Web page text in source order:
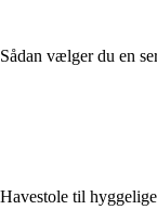
Sådan vælger du en
Havestole til